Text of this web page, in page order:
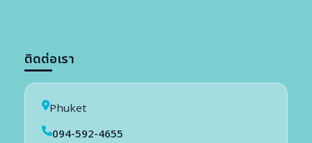
ติดต่อเรา
Phuket
094-592-4655